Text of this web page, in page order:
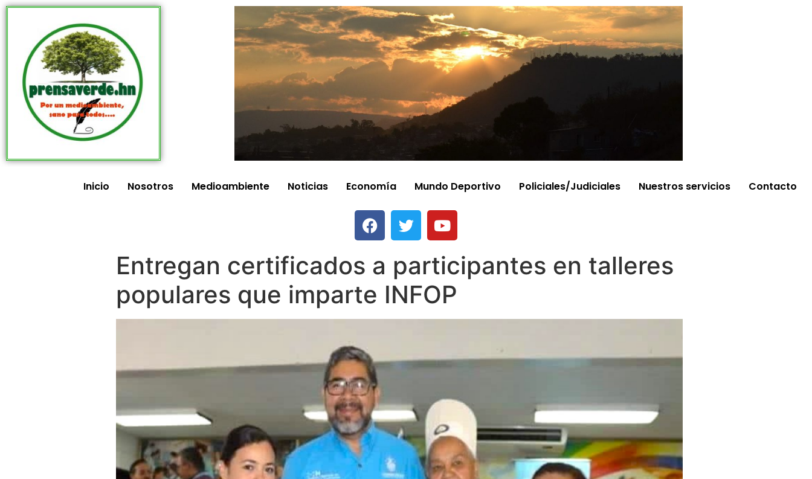
Inicio Nosotros Medioambiente Noticias Economía Mundo Deportivo Policiales/Judiciales Nuestros servicios Contacto
Entregan certificados a participantes en talleres
populares que imparte INFOP